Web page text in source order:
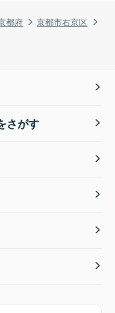
都府
京都市右京区
さがす